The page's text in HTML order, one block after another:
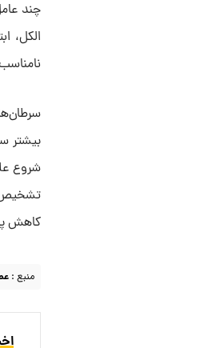
چند
الکل،
بیشتر
کاهش
منبع :